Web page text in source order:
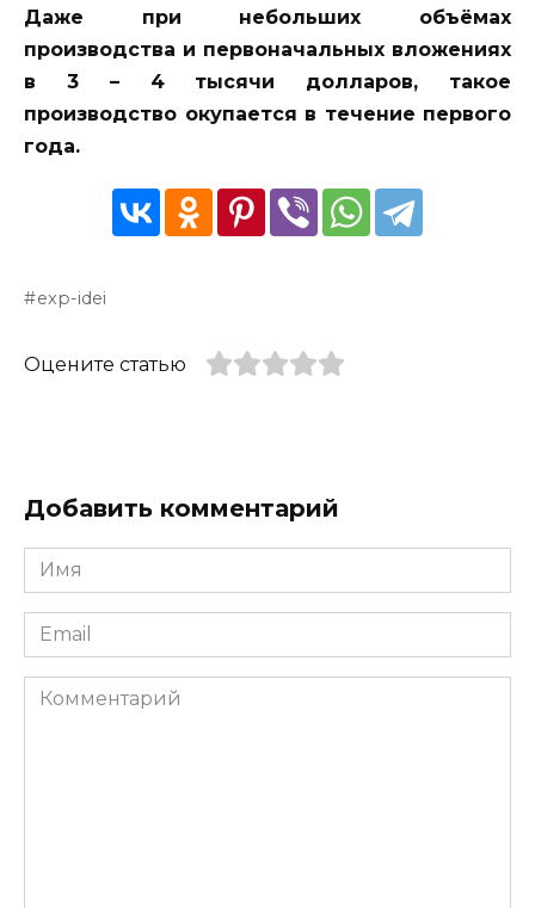
Даже при небольших объёмах
производства и первоначальных вложениях
в 3 – 4 тысячи долларов, такое
производство окупается в течение первого
года.
exp-idei
Оцените статью
Добавить комментарий
Имя
*
Email
*
Комментарий